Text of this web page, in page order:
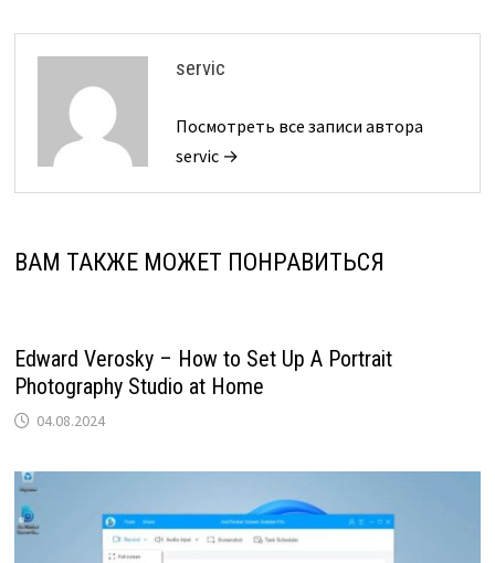
servic
Посмотреть все записи автора
servic →
ВАМ ТАКЖЕ МОЖЕТ ПОНРАВИТЬСЯ
Edward Verosky – How to Set Up A Portrait
Photography Studio at Home
04.08.2024